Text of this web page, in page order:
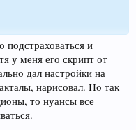
и
у меня его скрипт от
дал настройки на
нарисовал. Но так
то нуансы все